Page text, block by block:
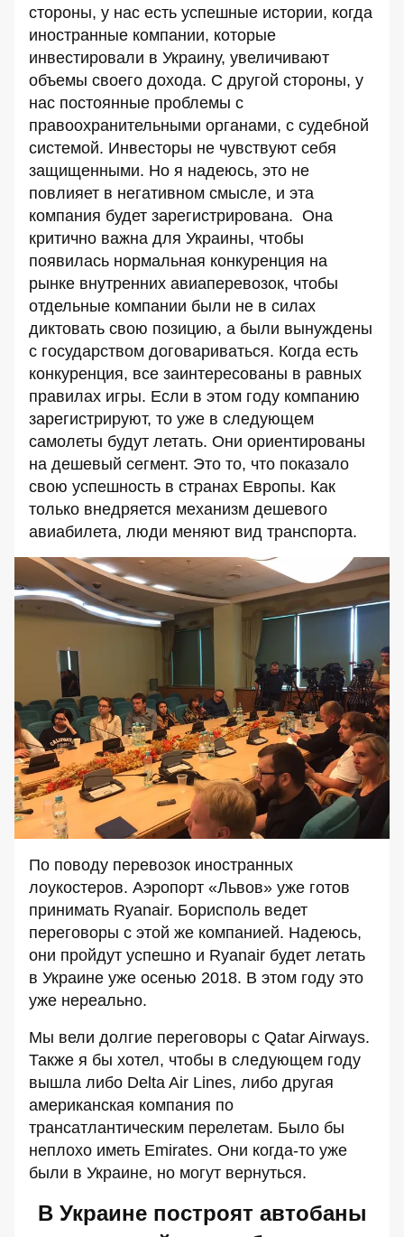
стороны, у нас есть успешные истории, когда
иностранные компании, которые
инвестировали в Украину, увеличивают
объемы своего дохода. С другой стороны, у
нас постоянные проблемы с
правоохранительными органами, с судебной
системой. Инвесторы не чувствуют себя
защищенными. Но я надеюсь, это не
повлияет в негативном смысле, и эта
компания будет зарегистрирована. Она
критично важна для Украины, чтобы
появилась нормальная конкуренция на
рынке внутренних авиаперевозок, чтобы
отдельные компании были не в силах
диктовать свою позицию, а были вынуждены
с государством договариваться. Когда есть
конкуренция, все заинтересованы в равных
правилах игры. Если в этом году компанию
зарегистрируют, то уже в следующем
самолеты будут летать. Они ориентированы
на дешевый сегмент. Это то, что показало
свою успешность в странах Европы. Как
только внедряется механизм дешевого
авиабилета, люди меняют вид транспорта.
По поводу перевозок иностранных
лоукостеров. Аэропорт «Львов» уже готов
принимать Ryanair. Борисполь ведет
переговоры с этой же компанией. Надеюсь,
они пройдут успешно и Ryanair будет летать
в Украине уже осенью 2018. В этом году это
уже нереально.
Мы вели долгие переговоры с Qatar Airways.
Также я бы хотел, чтобы в следующем году
вышла либо Delta Air Lines, либо другая
американская компания по
трансатлантическим перелетам. Было бы
неплохо иметь Emirates. Они когда-то уже
были в Украине, но могут вернуться.
В Украине построят автобаны